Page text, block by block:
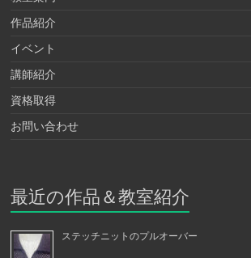
作品紹介
イベント
講師紹介
資格取得
お問い合わせ
最近の作品＆教室紹介
ステッチニットのプルオーバー